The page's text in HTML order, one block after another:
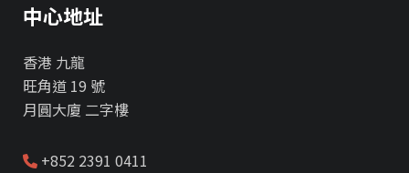
中心地址
香港 九龍
旺角道 19 號
月圓大廈 二字樓
+852 2391 0411